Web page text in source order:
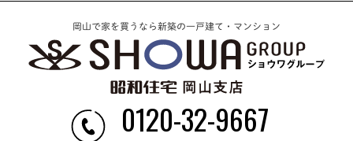
岡山で家を買うなら新築の一戸建て・マンション
0120-32-9667